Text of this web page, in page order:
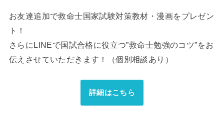
お友達追加で救命士国家試験対策教材・漫画をプレゼン
ト！
さらにLINEで国試合格に役立つ”救命士勉強のコツ”をお
伝えさせていただきます！（個別相談あり）
詳細はこちら